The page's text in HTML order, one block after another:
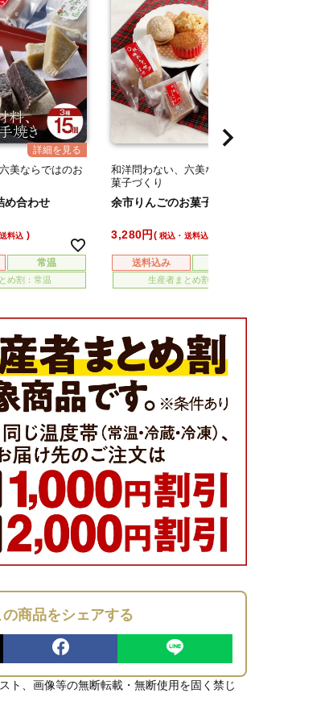
美ならではのお
め合わせ
常温
め割：常温
料込
和洋問わない、六美ならではのお
菓子づくり
余市りんごのお菓子セット
送料込み
生産者まとめ割：常温
3,280 税込・送料込
の商品をシェアする
ト、画像等の無断転載・無断使用を固く禁じ